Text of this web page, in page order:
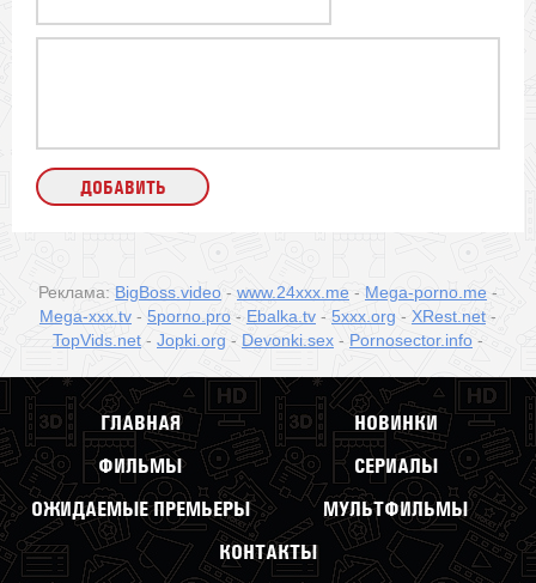
Реклама: BigBoss.video - www.24xxx.me - Mega-porno.me -
Mega-xxx.tv - 5porno.pro - Ebalka.tv - 5xxx.org - XRest.net -
TopVids.net - Jopki.org - Devonki.sex - Pornosector.info -
ГЛАВНАЯ
НОВИНКИ
ФИЛЬМЫ
СЕРИАЛЫ
ОЖИДАЕМЫЕ ПРЕМЬЕРЫ
МУЛЬТФИЛЬМЫ
КОНТАКТЫ